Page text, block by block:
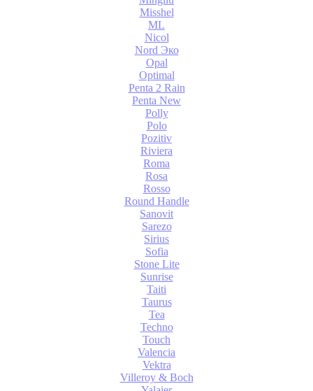
Misshel
ML
Nicol
Nord Эко
Opal
Optimal
Penta 2 Rain
Penta New
Polly
Polo
Pozitiv
Riviera
Roma
Rosa
Rosso
Round Handle
Sanovit
Sarezo
Sirius
Sofia
Stone Lite
Sunrise
Taiti
Taurus
Tea
Techno
Touch
Valencia
Vektra
Villeroy & Boch